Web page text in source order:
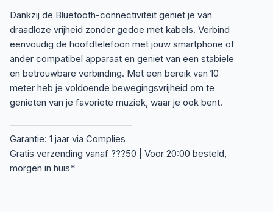
Dankzij de Bluetooth-connectiviteit geniet je van
draadloze vrijheid zonder gedoe met kabels. Verbind
eenvoudig de hoofdtelefoon met jouw smartphone of
ander compatibel apparaat en geniet van een stabiele
en betrouwbare verbinding. Met een bereik van 10
meter heb je voldoende bewegingsvrijheid om te
genieten van je favoriete muziek, waar je ook bent.
—————————————-
Garantie: 1 jaar via Complies
Gratis verzending vanaf ???50 | Voor 20:00 besteld,
morgen in huis*